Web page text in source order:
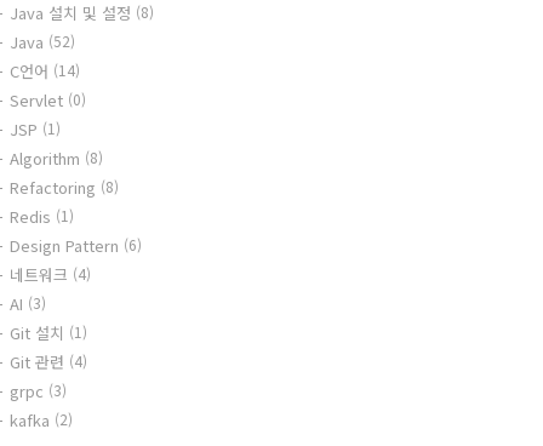
Java 설치 및 설정 (8)
Java (52)
C언어 (14)
Servlet (0)
JSP (1)
Algorithm (8)
Refactoring (8)
Redis (1)
Design Pattern (6)
네트워크 (4)
AI (3)
Git 설치 (1)
Git 관련 (4)
grpc (3)
kafka (2)